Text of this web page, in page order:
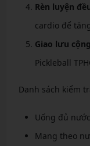
Rèn luyện
cardio để
Giao lưu
Pickleball
Danh sách kiểm
Uống đủ
Mang theo